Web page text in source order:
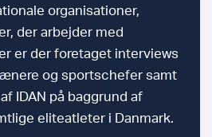
organisationer,
der arbejder med
er der foretaget interviews
og sportschefer samt
IDAN på baggrund af
eliteatleter i Danmark.